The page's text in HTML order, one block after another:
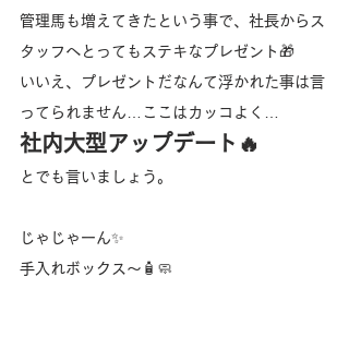
管理馬も増えてきたという事で、社長からス
タッフへとってもステキなプレゼント🎁
いいえ、プレゼントだなんて浮かれた事は言
ってられません…ここはカッコよく…
社内大型アップデート🔥
とでも言いましょう。
じゃじゃーん✨️
手入れボックス〜🧴🧼